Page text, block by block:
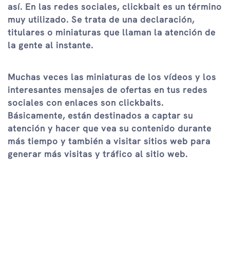
así. En las redes sociales, clickbait es un término
muy utilizado. Se trata de una declaración,
titulares o miniaturas que llaman la atención de
la gente al instante.
Muchas veces las miniaturas de los vídeos y los
interesantes mensajes de ofertas en tus redes
sociales con enlaces son clickbaits.
Básicamente, están destinados a captar su
atención y hacer que vea su contenido durante
más tiempo y también a visitar sitios web para
generar más visitas y tráfico al sitio web.